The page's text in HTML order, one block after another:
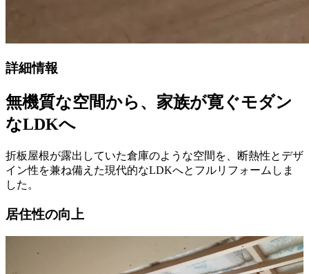
詳細情報
無機質な空間から、家族が寛ぐモダン
なLDKへ
折板屋根が露出していた倉庫のような空間を、断熱性とデザ
イン性を兼ね備えた現代的なLDKへとフルリフォームしま
した。
居住性の向上